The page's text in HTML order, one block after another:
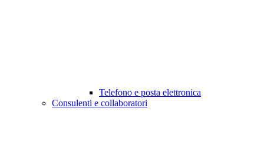
Telefono e posta elettronica
Consulenti e collaboratori